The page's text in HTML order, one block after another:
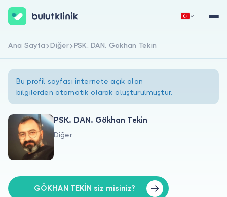
Hakkımızda
Doktorlar için
Hemen Kaydol Giriş Yap
Ana Sayfa Diğer PSK. DAN. Gökhan Tekin
Bu profil sayfası internete açık olan
bilgilerden otomatik olarak oluşturulmuştur.
PSK. DAN. Gökhan Tekin
Diğer
GÖKHAN TEKİN siz misiniz?